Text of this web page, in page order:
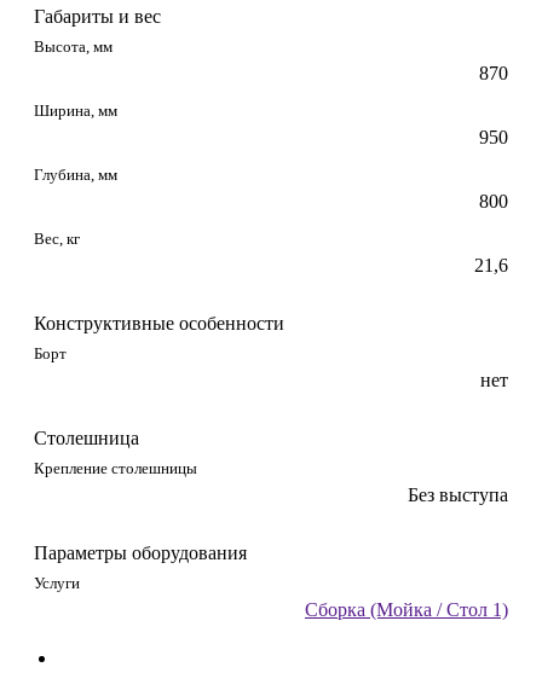
Габариты и вес
Высота, мм
870
Ширина, мм
950
Глубина, мм
800
Вес, кг
21,6
Конструктивные особенности
Борт
нет
Столешница
Крепление столешницы
Без выступа
Параметры оборудования
Услуги
Сборка (Мойка / Стол 1)